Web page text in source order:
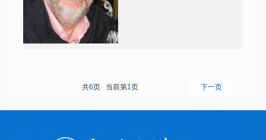
下一页
共6页 当前第1页